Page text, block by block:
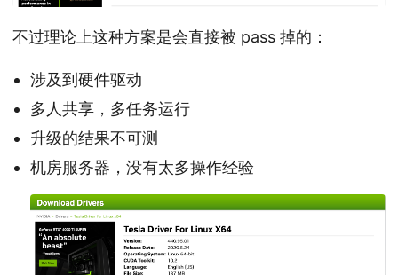
不过理论上这种方案是会直接被 pass 掉的：
涉及到硬件驱动
多人共享，多任务运行
升级的结果不可测
机房服务器，没有太多操作经验